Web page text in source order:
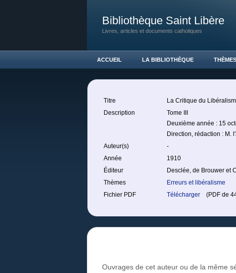
Bibliothèque Saint Libère
Livres, articles et documents catholiques
ACCUEIL LA BIBLIOTHÈQUE THÈMES
Titre
La Critique du
Description
Tome III
Deuxième année : 15
Direction, rédaction : M.
Auteur(s)
-
Année
1910
Éditeur
Desclée, de Brouwer et
Thèmes
Erreurs et libéralisme
Fichier PDF
Télécharger (PDF de
Ouvrages de cet auteur ou de la même